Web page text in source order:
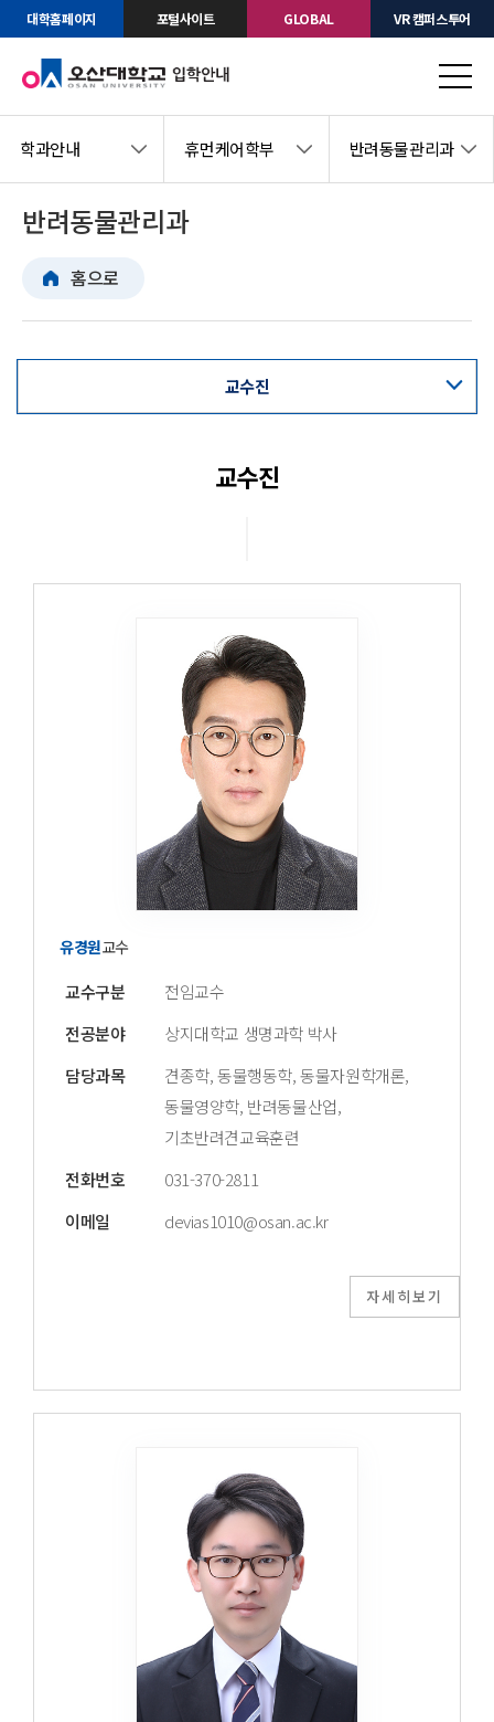
대학홈페이지 포털사이트 GLOBAL VR 캠퍼스투어
학과안내 휴먼케어학부 반려동물관리과
반려동물관리과
홈으로
교과목안내
교수진
학과소식
학과동영상
교수진
유경원교수
교수구분
전임교수
전공분야
상지대학교 생명과학 박사
담당과목
견종학, 동물행동학, 동물자원학개론,
동물영양학, 반려동물산업,
기초반려견교육훈련
전화번호
031-370-2811
이메일
devias1010@osan.ac.kr
자세히보기